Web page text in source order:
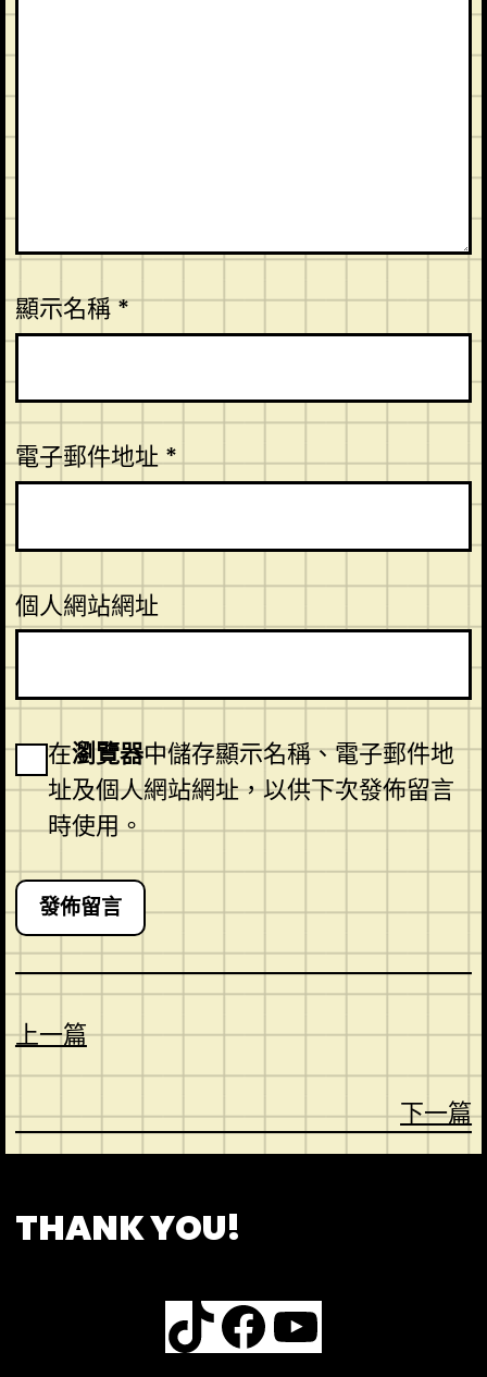
顯示名稱*
電子郵件地址*
個人網站網址
在瀏覽器中儲存顯示名稱、電子郵件地
址及個人網站網址，以供下次發佈留言
時使用。
上一篇
下一篇
THANK YOU!
TikTok Facebook YouTube